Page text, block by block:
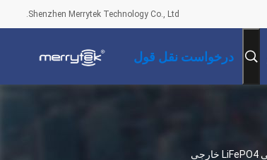
Shenzhen Merrytek Technology Co., Ltd.
درخواست نقل قول